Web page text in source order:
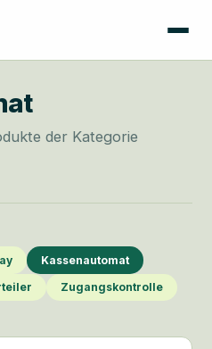
der Kategorie
Kassenautomat
Zugangskontrolle